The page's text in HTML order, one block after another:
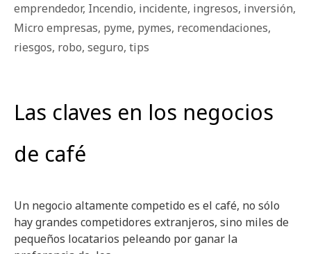
emprendedor, Incendio, incidente, ingresos, inversión,
Micro empresas, pyme, pymes, recomendaciones,
riesgos, robo, seguro, tips
Las claves en los negocios
de café
Un negocio altamente competido es el café, no sólo
hay grandes competidores extranjeros, sino miles de
pequeños locatarios peleando por ganar la